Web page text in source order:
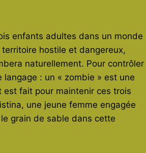
enfants adultes dans un monde
hostile et dangereux,
naturellement. Pour contrôler
: un « zombie » est une
fait pour maintenir ces trois
une jeune femme engagée
grain de sable dans cette